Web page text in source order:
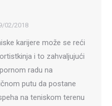
02/2018
karijere može se reći
i to zahvaljujući
radu na
putu da postane
na teniskom terenu